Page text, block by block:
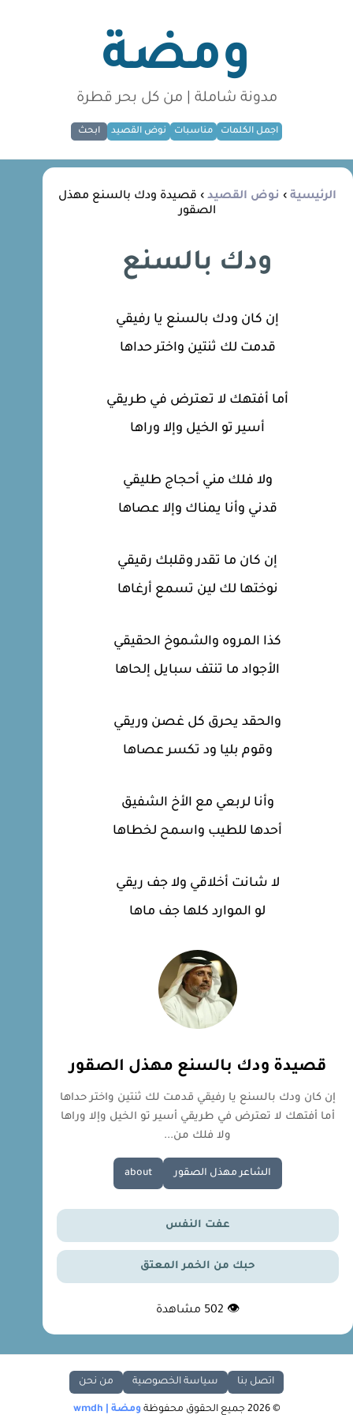
ومضة
مدونة شاملة | من كل بحر قطرة
اجمل الكلمات مناسبات نوض القصيد ابحث
الرئيسية› نوض القصيد› قصيدة ودك بالسنع مهذل
الصقور
ودك بالسنع
إن كان ودك بالسنع يا رفيقي
قدمت لك ثنتين واختر حداها
أما أفتهك لا تعترض في طريقي
أسير تو الخيل وإلا وراها
ولا فلك مني أحجاج طليقي
قدني وأنا يمناك وإلا عصاها
إن كان ما تقدر وقلبك رقيقي
نوختها لك لين تسمع أرغاها
كذا المروه والشموخ الحقيقي
الأجواد ما تنتف سبايل إلحاها
والحقد يحرق كل غصن وريقي
وقوم بليا ود تكسر عصاها
وأنا لربعي مع الأخ الشفيق
أحدها للطيب واسمح لخطاها
لا شانت أخلاقي ولا جف ريقي
لو الموارد كلها جف ماها
قصيدة ودك بالسنع مهذل الصقور
إن كان ودك بالسنع يا رفيقي قدمت لك ثنتين واختر حداها
أما أفتهك لا تعترض في طريقي أسير تو الخيل وإلا وراها
ولا فلك من...
الشاعر مهذل الصقور about
عفت النفس
حبك من الخمر المعتق
👁
502 مشاهدة
اتصل بنا سياسة الخصوصية من نحن
© 2026 جميع الحقوق محفوظة ومضة | wmdh